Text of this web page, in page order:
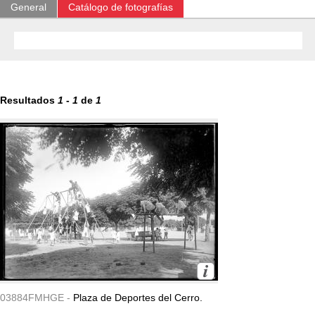
General Catálogo de fotografías
Resultados 1 - 1 de 1
03884FMHGE - Plaza de Deportes del Cerro.